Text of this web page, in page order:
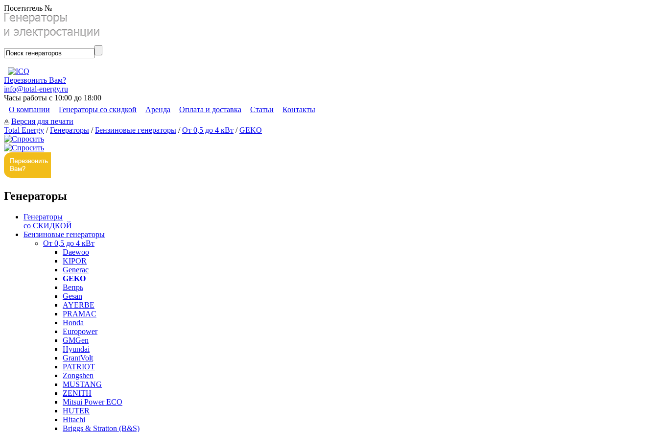
Посетитель №
Перезвонить Вам?
info@total-energy.ru
Часы работы с 10:00 до 18:00
О компании
Генераторы со скидкой Аренда Оплата и доставка Статьи
Контакты
Версия для печати
Total Energy /Генераторы /Бензиновые генераторы /От 0,5 до 4 кВт /GEKO
Генераторы
Генераторы
со СКИДКОЙ
Бензиновые генераторы
От 0,5 до 4 кВт
Daewoo
KIPOR
Generac
GEKO
Вепрь
Gesan
AYERBE
PRAMAC
Honda
Europower
GMGen
Hyundai
GrantVolt
PATRIOT
Zongshen
MUSTANG
ZENITH
Mitsui Power ECO
HUTER
Hitachi
Briggs & Stratton (B&S)